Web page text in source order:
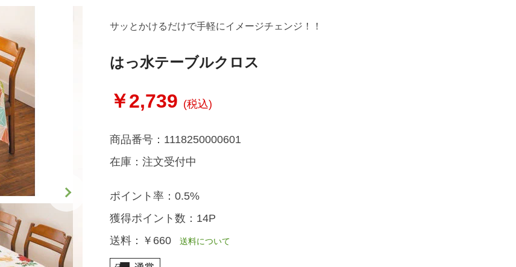
サッとかけるだけで手軽にイメージチェンジ！！
はっ水テーブルクロス
￥2,739 (税込)
商品番号： 1118250000601
在庫： 注文受付中
ポイント率： 0.5%
獲得ポイント数： 14P
送料： ￥660送料について